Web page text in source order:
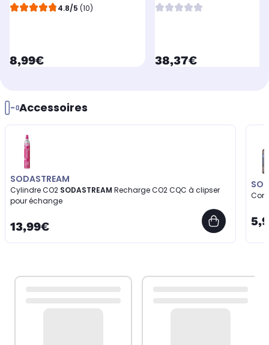
4.8/5 (10)
currentPrice
8,99€ currentPrice
38,37€
Accessoires
SODASTREAM
Cylindre CO2 SODASTREAM
pour échange
13,99€